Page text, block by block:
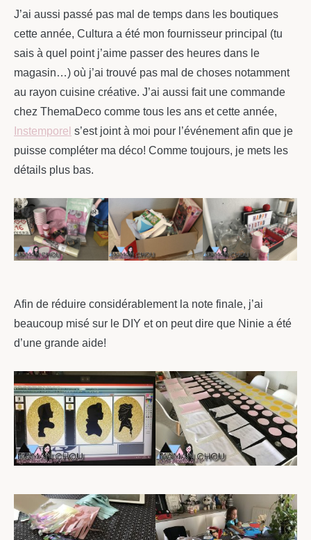
J’ai aussi passé pas mal de temps dans les boutiques
cette année, Cultura a été mon fournisseur principal (tu
sais à quel point j’aime passer des heures dans le
magasin…) où j’ai trouvé pas mal de choses notamment
au rayon cuisine créative. J’ai aussi fait une commande
chez ThemaDeco comme tous les ans et cette année,
Instemporel s’est joint à moi pour l’événement afin que je
puisse compléter ma déco! Comme toujours, je mets les
détails plus bas.
Afin de réduire considérablement la note finale, j’ai
beaucoup misé sur le DIY et on peut dire que Ninie a été
d’une grande aide!